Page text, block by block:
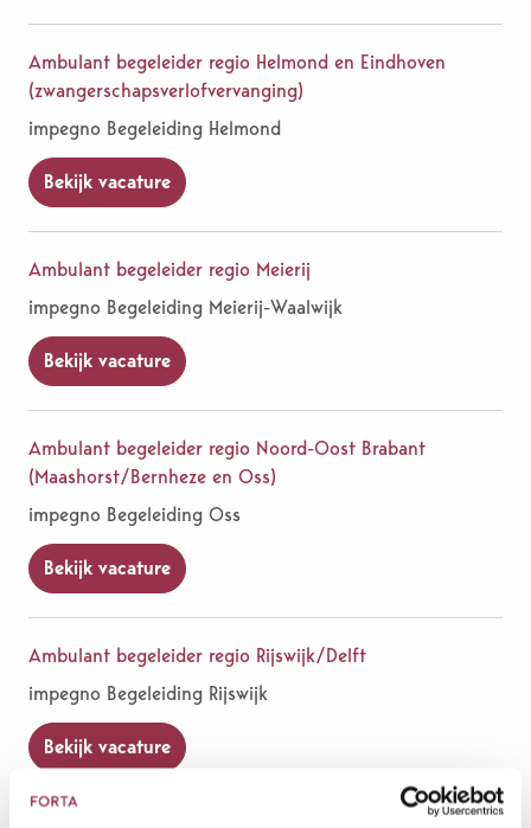
Ambulant begeleider regio Helmond en Eindhoven
(zwangerschapsverlofvervanging)
impegno Begeleiding Helmond
Bekijk vacature
Ambulant begeleider regio Meierij
impegno Begeleiding Meierij-Waalwijk
Bekijk vacature
Ambulant begeleider regio Noord-Oost Brabant
(Maashorst/Bernheze en Oss)
impegno Begeleiding Oss
Bekijk vacature
Ambulant begeleider regio Rijswijk/Delft
impegno Begeleiding Rijswijk
Bekijk vacature